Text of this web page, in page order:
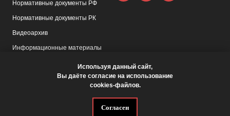
Нормативные документы РФ
Нормативные документы РК
Видеоархив
Информационные материалы
Используя данный сайт,
Вы даёте согласие на использование
cookies-файлов.
Согласен